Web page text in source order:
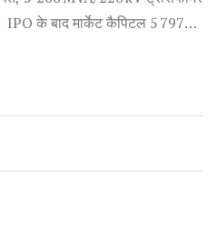
IPO के बाद मार्केट कैपिटल 5 797